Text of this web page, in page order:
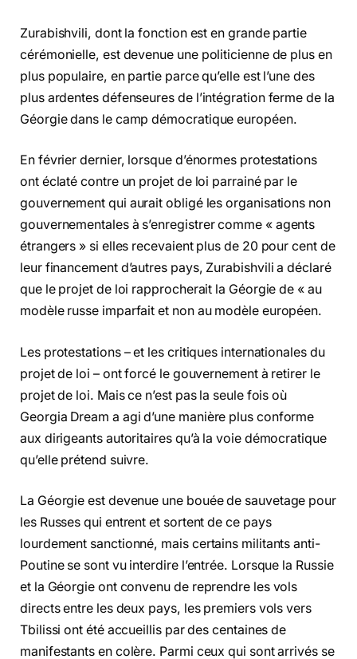
Zurabishvili, dont la fonction est en grande partie
cérémonielle, est devenue une politicienne de plus en
plus populaire, en partie parce qu’elle est l’une des
plus ardentes défenseures de l’intégration ferme de la
Géorgie dans le camp démocratique européen.
En février dernier, lorsque d’énormes protestations
ont éclaté contre un projet de loi parrainé par le
gouvernement qui aurait obligé les organisations non
gouvernementales à s’enregistrer comme « agents
étrangers » si elles recevaient plus de 20 pour cent de
leur financement d’autres pays, Zurabishvili a déclaré
que le projet de loi rapprocherait la Géorgie de « au
modèle russe imparfait et non au modèle européen.
Les protestations – et les critiques internationales du
projet de loi – ont forcé le gouvernement à retirer le
projet de loi. Mais ce n’est pas la seule fois où
Georgia Dream a agi d’une manière plus conforme
aux dirigeants autoritaires qu’à la voie démocratique
qu’elle prétend suivre.
La Géorgie est devenue une bouée de sauvetage pour
les Russes qui entrent et sortent de ce pays
lourdement sanctionné, mais certains militants anti-
Poutine se sont vu interdire l’entrée. Lorsque la Russie
et la Géorgie ont convenu de reprendre les vols
directs entre les deux pays, les premiers vols vers
Tbilissi ont été accueillis par des centaines de
manifestants en colère. Parmi ceux qui sont arrivés se